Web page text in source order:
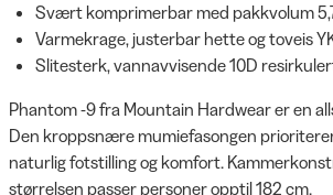
Svært komprimerbar med pakkvolum
Varmekrage, justerbar hette og toveis
Slitesterk, vannavvisende 10D
Phantom -9 fra Mountain Hardwear er en
Den kroppsnære mumiefasongen
naturlig fotstilling og komfort.
størrelsen passer personer opptil 182 cm.